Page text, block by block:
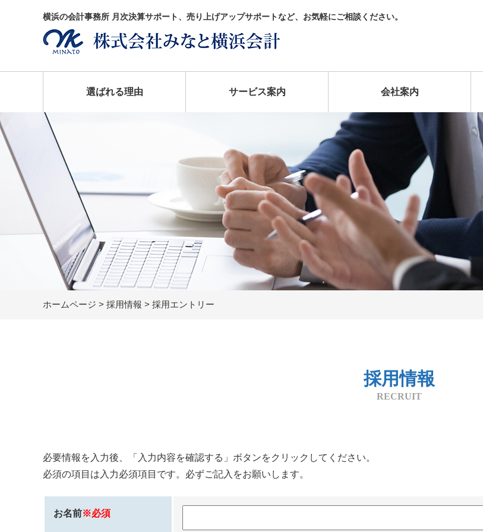
横浜の会計事務所 月次決算サポート、売り上げアップサポートなど、お気軽にご相談ください。
選ばれる理由 サービス案内 会社案内
ホームページ > 採用情報 > 採用エントリー
採用情報
RECRUIT
必要情報を入力後、「入力内容を確認する」ボタンをクリックしてください。
必須の項目は入力必須項目です。必ずご記入をお願いします。
お名前※必須